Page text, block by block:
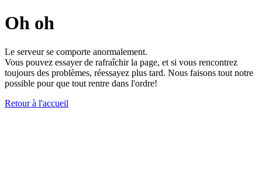
Oh oh
Le serveur se comporte anormalement.
Vous pouvez essayer de rafraîchir la page, et si vous rencontrez
toujours des problèmes, réessayez plus tard. Nous faisons tout notre
possible pour que tout rentre dans l'ordre!
Retour à l'accueil